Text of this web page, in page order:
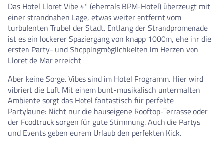
Das Hotel Lloret Vibe 4* (ehemals BPM-Hotel) überzeugt mit
einer strandnahen Lage, etwas weiter entfernt vom
turbulenten Trubel der Stadt. Entlang der Strandpromenade
ist es ein lockerer Spaziergang von knapp 1000m, ehe ihr die
ersten Party- und Shoppingmöglichkeiten im Herzen von
Lloret de Mar erreicht.
Aber keine Sorge. Vibes sind im Hotel Programm. Hier wird
vibriert die Luft Mit einem bunt-musikalisch untermalten
Ambiente sorgt das Hotel fantastisch für perfekte
Partylaune: Nicht nur die hauseigene Rooftop-Terrasse oder
der Foodtruck sorgen für gute Stimmung. Auch die Partys
und Events geben eurem Urlaub den perfekten Kick.